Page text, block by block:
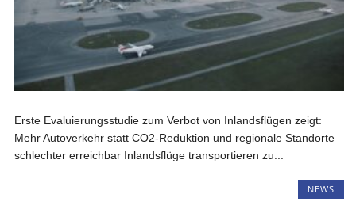
Erste Evaluierungsstudie zum Verbot von Inlandsflügen zeigt:
Mehr Autoverkehr statt CO2-Reduktion und regionale Standorte
schlechter erreichbar Inlandsflüge transportieren zu...
NEWS